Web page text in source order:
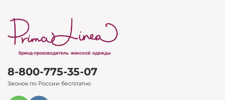
8-800-775-35-07
Звонок по России бесплатно